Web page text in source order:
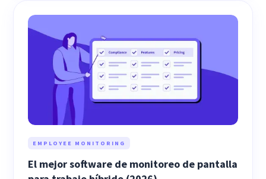
EMPLOYEE MONITORING
El mejor software de monitoreo de pantalla